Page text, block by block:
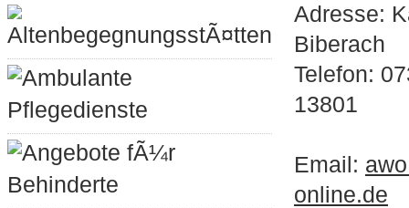
AltenbegegnungsstÃ¤tten
Ambulante
Pflegedienste
Angebote fÃ¼r
Behinderte
Adresse:
Biberach
Telefon:
13801
Email:
online.de